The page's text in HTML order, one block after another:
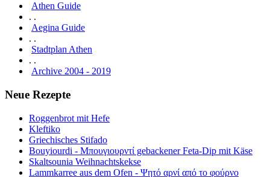
Athen Guide
. .
Aegina Guide
. .
Stadtplan Athen
. .
Archive 2004 - 2019
Neue Rezepte
Roggenbrot mit Hefe
Kleftiko
Griechisches Stifado
Bouyiourdi - Μπουγιουρντί gebackener Feta-Dip mit Käse
Skaltsounia Weihnachtskekse
Lammkarree aus dem Ofen - Ψητό αρνί από το φούρνο